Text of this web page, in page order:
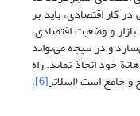
کار اقتصادی، باید بر
و وضعیت اقتصادی،
و در نتیجه می‌تواند
خود اتخاذ نماید. راه
و جامع است (اسلاتر[6] ،